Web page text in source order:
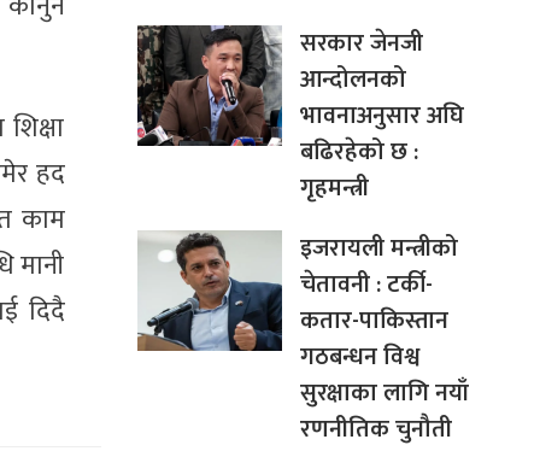
हद
काम
मानी
दिदै
सरकार जेनजी
आन्दोलनको
भावनाअनुसार अघि
बढिरहेको छ :
गृहमन्त्री
इजरायली मन्त्रीको
चेतावनी : टर्की-
कतार-पाकिस्तान
गठबन्धन विश्व
सुरक्षाका लागि नयाँ
रणनीतिक चुनौती